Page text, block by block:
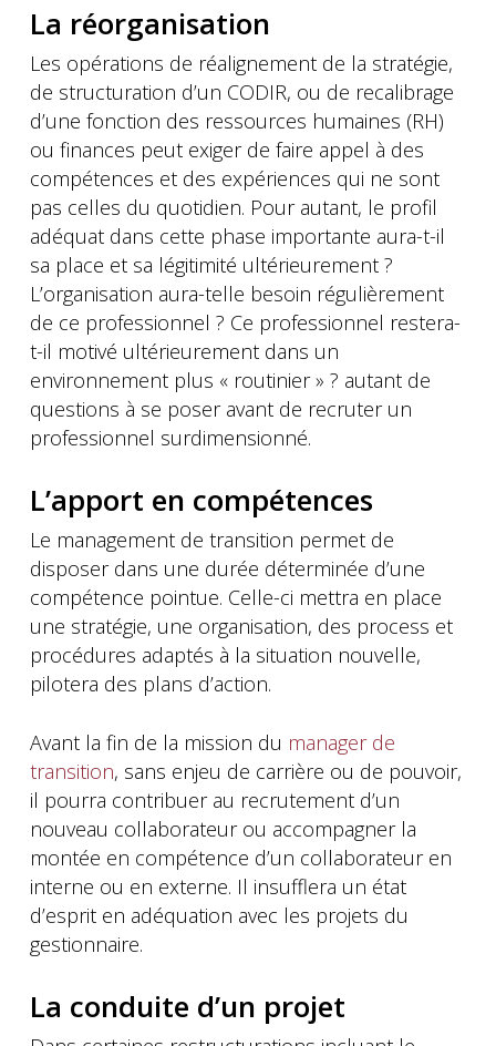
La réorganisation
Les opérations de réalignement de la stratégie,
de structuration d’un CODIR, ou de recalibrage
d’une fonction des ressources humaines (RH)
ou finances peut exiger de faire appel à des
compétences et des expériences qui ne sont
pas celles du quotidien. Pour autant, le profil
adéquat dans cette phase importante aura-t-il
sa place et sa légitimité ultérieurement ?
L’organisation aura-telle besoin régulièrement
de ce professionnel ? Ce professionnel restera-
t-il motivé ultérieurement dans un
environnement plus « routinier » ? autant de
questions à se poser avant de recruter un
professionnel surdimensionné.
L’apport en compétences
Le management de transition permet de
disposer dans une durée déterminée d’une
compétence pointue. Celle-ci mettra en place
une stratégie, une organisation, des process et
procédures adaptés à la situation nouvelle,
pilotera des plans d’action.
Avant la fin de la mission du manager de
transition, sans enjeu de carrière ou de pouvoir,
il pourra contribuer au recrutement d’un
nouveau collaborateur ou accompagner la
montée en compétence d’un collaborateur en
interne ou en externe. Il insufflera un état
d’esprit en adéquation avec les projets du
gestionnaire.
La conduite d’un projet